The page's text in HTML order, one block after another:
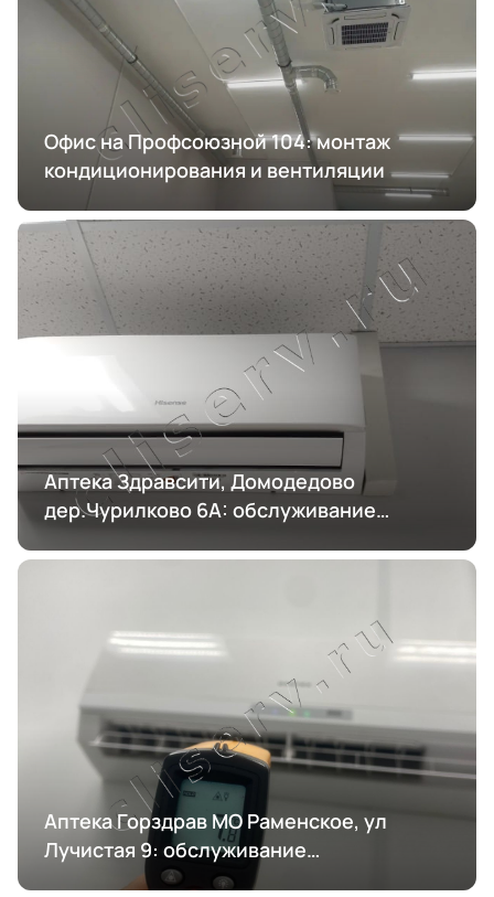
Офис на Профсоюзной 104: монтаж
кондиционирования и вентиляции
Аптека Здравсити, Домодедово
дер.Чурилково 6А: обслуживание
Аптека Горздрав МО Раменское, ул
Лучистая 9: обслуживание
кондиционирования